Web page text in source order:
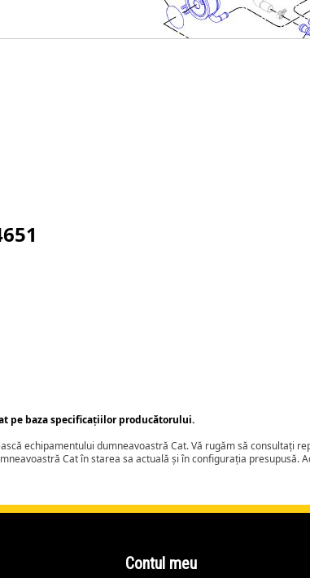
pe baza specificațiilor producătorului.
echipamentului dumneavoastră Cat. Vă rugăm să consultați
Cat în starea sa actuală și în configurația presupusă.
Contul meu